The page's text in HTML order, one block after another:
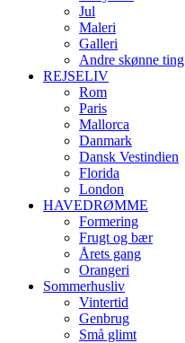
Jul
Maleri
Galleri
Andre skønne ting
REJSELIV
Rom
Paris
Mallorca
Danmark
Dansk Vestindien
Florida
London
HAVEDRØMME
Formering
Frugt og bær
Årets gang
Orangeri
Sommerhusliv
Vintertid
Genbrug
Små glimt